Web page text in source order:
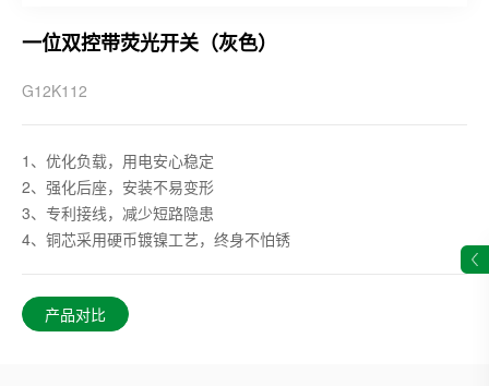
一位双控带荧光开关（灰色）
G12K112
1、优化负载，用电安心稳定
2、强化后座，安装不易变形
3、专利接线，减少短路隐患
4、铜芯采用硬币镀镍工艺，终身不怕锈
产品对比